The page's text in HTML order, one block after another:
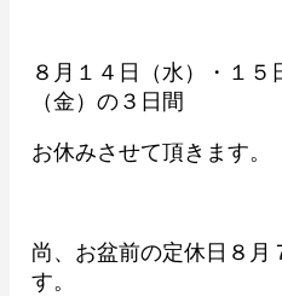
８月１４日（水）・１５
（金）の３日間
お休みさせて頂きます。
尚、お盆前の定休日８月
す。